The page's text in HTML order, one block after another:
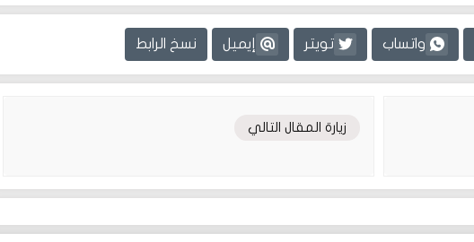
واتساب تويتر إيميل نسخ الرابط
زيارة المقال التالي